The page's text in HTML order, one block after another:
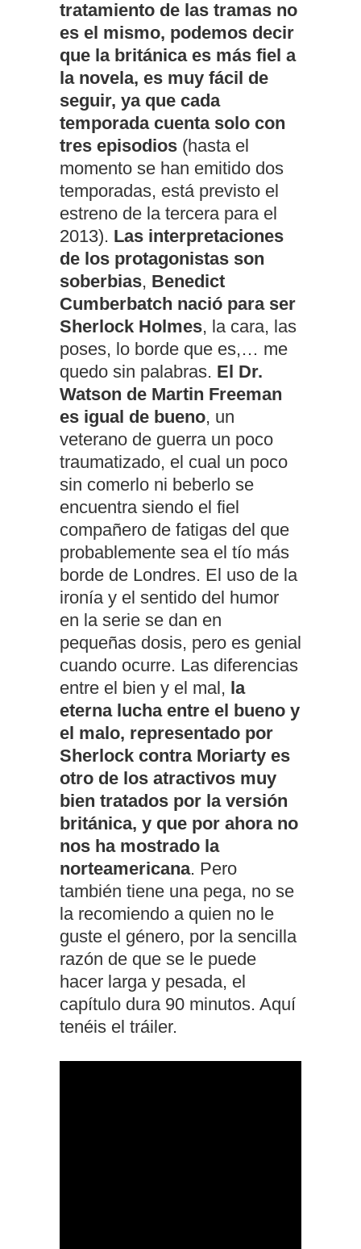
tratamiento de las tramas no
es el mismo, podemos decir
que la británica es más fiel a
la novela, es muy fácil de
seguir, ya que cada
temporada cuenta solo con
tres episodios (hasta el
momento se han emitido dos
temporadas, está previsto el
estreno de la tercera para el
2013). Las interpretaciones
de los protagonistas son
soberbias, Benedict
Cumberbatch nació para ser
Sherlock Holmes, la cara, las
poses, lo borde que es,… me
quedo sin palabras. El Dr.
Watson de Martin Freeman
es igual de bueno, un
veterano de guerra un poco
traumatizado, el cual un poco
sin comerlo ni beberlo se
encuentra siendo el fiel
compañero de fatigas del que
probablemente sea el tío más
borde de Londres. El uso de la
ironía y el sentido del humor
en la serie se dan en
pequeñas dosis, pero es genial
cuando ocurre. Las diferencias
entre el bien y el mal, la
eterna lucha entre el bueno y
el malo, representado por
Sherlock contra Moriarty es
otro de los atractivos muy
bien tratados por la versión
británica, y que por ahora no
nos ha mostrado la
norteamericana. Pero
también tiene una pega, no se
la recomiendo a quien no le
guste el género, por la sencilla
razón de que se le puede
hacer larga y pesada, el
capítulo dura 90 minutos. Aquí
tenéis el tráiler.